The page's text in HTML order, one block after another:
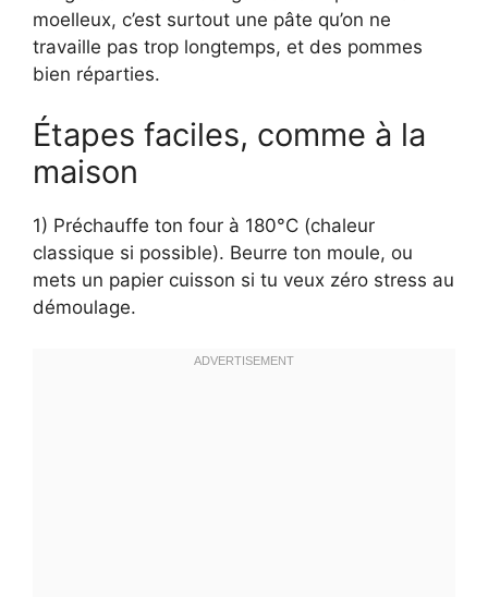
moelleux, c’est surtout une pâte qu’on ne
travaille pas trop longtemps, et des pommes
bien réparties.
Étapes faciles, comme à la
maison
1) Préchauffe ton four à 180°C (chaleur
classique si possible). Beurre ton moule, ou
mets un papier cuisson si tu veux zéro stress au
démoulage.